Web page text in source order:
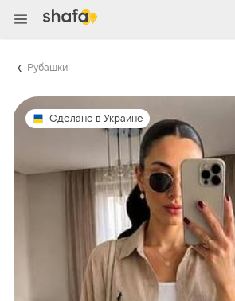
Рубашки
Сделано в Украине